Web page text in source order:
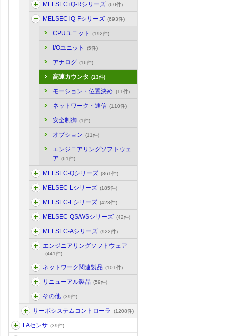
MELSEC iQ-Rシリーズ (60件)
MELSEC iQ-Fシリーズ (693件)
CPUユニット (192件)
I/Oユニット (5件)
アナログ (16件)
高速カウンタ (13件)
モーション・位置決め (11件)
ネットワーク・通信 (110件)
安全制御 (1件)
オプション (11件)
エンジニアリングソフトウェ
ア (61件)
MELSEC-Qシリーズ (861件)
MELSEC-Lシリーズ (185件)
MELSEC-Fシリーズ (423件)
MELSEC-QS/WSシリーズ (42件)
MELSEC-Aシリーズ (922件)
エンジニアリングソフトウェア
(441件)
ネットワーク関連製品 (101件)
リニューアル製品 (59件)
その他 (39件)
サーボシステムコントローラ (1208件)
FAセンサ (39件)